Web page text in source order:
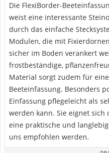
Die FlexiBorder-
weist eine interessante
durch das einfache
Modulen, die mit
sicher im Boden verankert
frostbeständige,
Material sorgt zudem für
Beeteinfassung. Besonders
Einfassung pflegeleicht als
werden kann. Sie eignet
eine praktische und
uns empfohlen werden.